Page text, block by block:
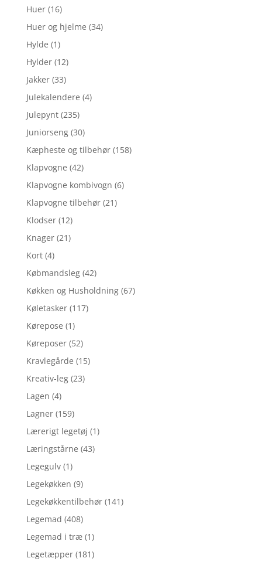
Huer (16)
Huer og hjelme (34)
Hylde (1)
Hylder (12)
Jakker (33)
Julekalendere (4)
Julepynt (235)
Juniorseng (30)
Kæpheste og tilbehør (158)
Klapvogne (42)
Klapvogne kombivogn (6)
Klapvogne tilbehør (21)
Klodser (12)
Knager (21)
Kort (4)
Købmandsleg (42)
Køkken og Husholdning (67)
Køletasker (117)
Kørepose (1)
Køreposer (52)
Kravlegårde (15)
Kreativ-leg (23)
Lagen (4)
Lagner (159)
Lærerigt legetøj (1)
Læringstårne (43)
Legegulv (1)
Legekøkken (9)
Legekøkkentilbehør (141)
Legemad (408)
Legemad i træ (1)
Legetæpper (181)